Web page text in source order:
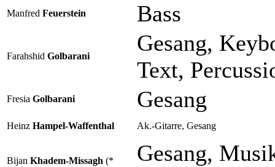
Manfred Feuerstein Bass
Farahshid Golbarani
Gesang,
Text,
Fresia Golbarani Gesang
Heinz Hampel-Waffenthal Ak.-Gitarre, Gesang
Bijan Khadem-Missagh (*
Gesang,